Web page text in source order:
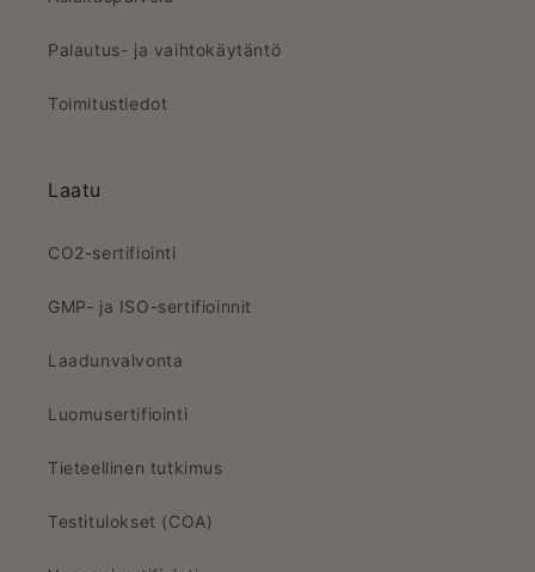
Palautus- ja vaihtokäytäntö
Toimitustiedot
Laatu
CO2-sertifiointi
GMP- ja ISO-sertifioinnit
Laadunvalvonta
Luomusertifiointi
Tieteellinen tutkimus
Testitulokset (COA)